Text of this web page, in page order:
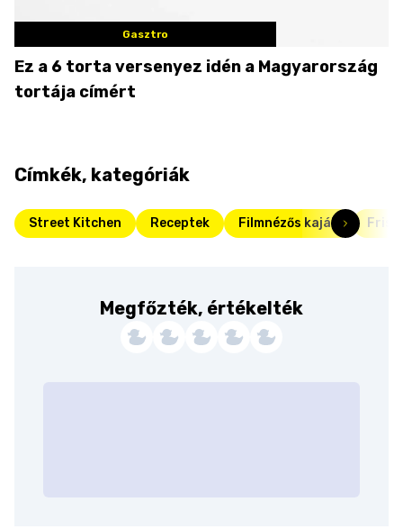
Gasztro
Ez a 6 torta versenyez idén a Magyarország
tortája címért
Címkék, kategóriák
Street Kitchen Receptek Filmnézős kaják Friss
Megfőzték, értékelték